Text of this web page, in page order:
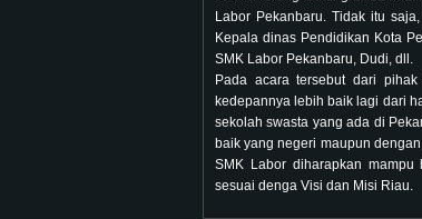
Labor Pekanbaru. Tidak itu
Kepala dinas Pendidikan Kota
SMK Labor Pekanbaru, Dudi, dll.
Pada acara tersebut dari
kedepannya lebih baik lagi dari
sekolah swasta yang ada di
baik yang negeri maupun
SMK Labor diharapkan
sesuai denga Visi dan Misi Riau.